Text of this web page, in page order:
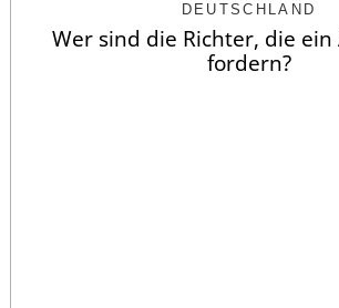
DEUTSCHLAND
Wer sind die Richter, die ein
fordern?